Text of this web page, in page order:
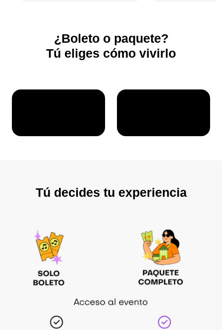
¿Boleto o paquete?
Tú eliges cómo vivirlo
Tú decides tu experiencia